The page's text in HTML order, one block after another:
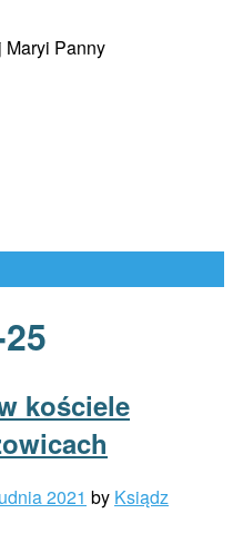
Panny
kościele
2021 by Ksiądz